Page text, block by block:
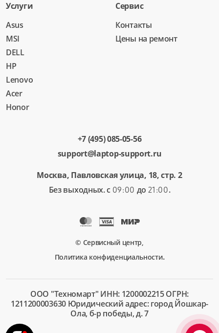
Услуги
Asus
MSI
DELL
HP
Lenovo
Acer
Honor
Сервис
Контакты
Цены на ремонт
+7 (495) 085-05-56
support@laptop-support.ru
Москва, Павловская улица, 18, стр. 2
Без выходных. с 09:00 до 21:00.
© Сервисный центр,
Политика конфиденциальности.
ООО "Техномарт" ИНН: 1200002215 ОГРН:
1211200003630 Юридический адрес: город Йошкар-
Ола, б-р победы, д. 7
+7 (495)